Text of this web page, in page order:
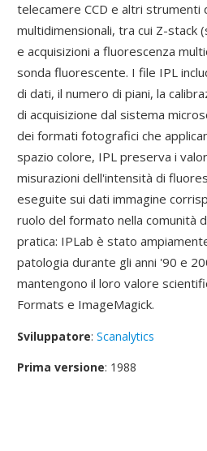
telecamere CCD e altri
multidimensionali, tra cui Z-stack
e acquisizioni a fluorescenza
sonda fluorescente. I file IPL
di dati, il numero di piani, la
di acquisizione dal sistema
dei formati fotografici che
spazio colore, IPL preserva i
misurazioni dell'intensità di
eseguite sui dati immagine
ruolo del formato nella comunità
pratica: IPLab è stato
patologia durante gli anni '90 e
mantengono il loro valore
Formats e ImageMagick.
Sviluppatore: Scanalytics
Prima versione: 1988